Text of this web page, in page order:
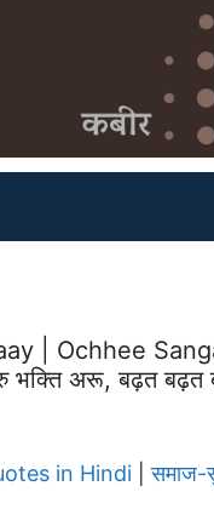
| Ochhee
अरू, बढ़त बढ़त
in Hindi |समाज-